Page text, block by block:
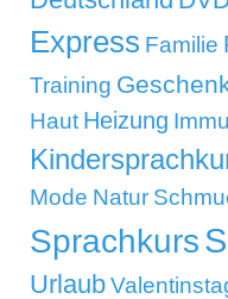
Express Familie
Training
Haut Heizung
Mode Natur
Sprachkurs
Urlaub